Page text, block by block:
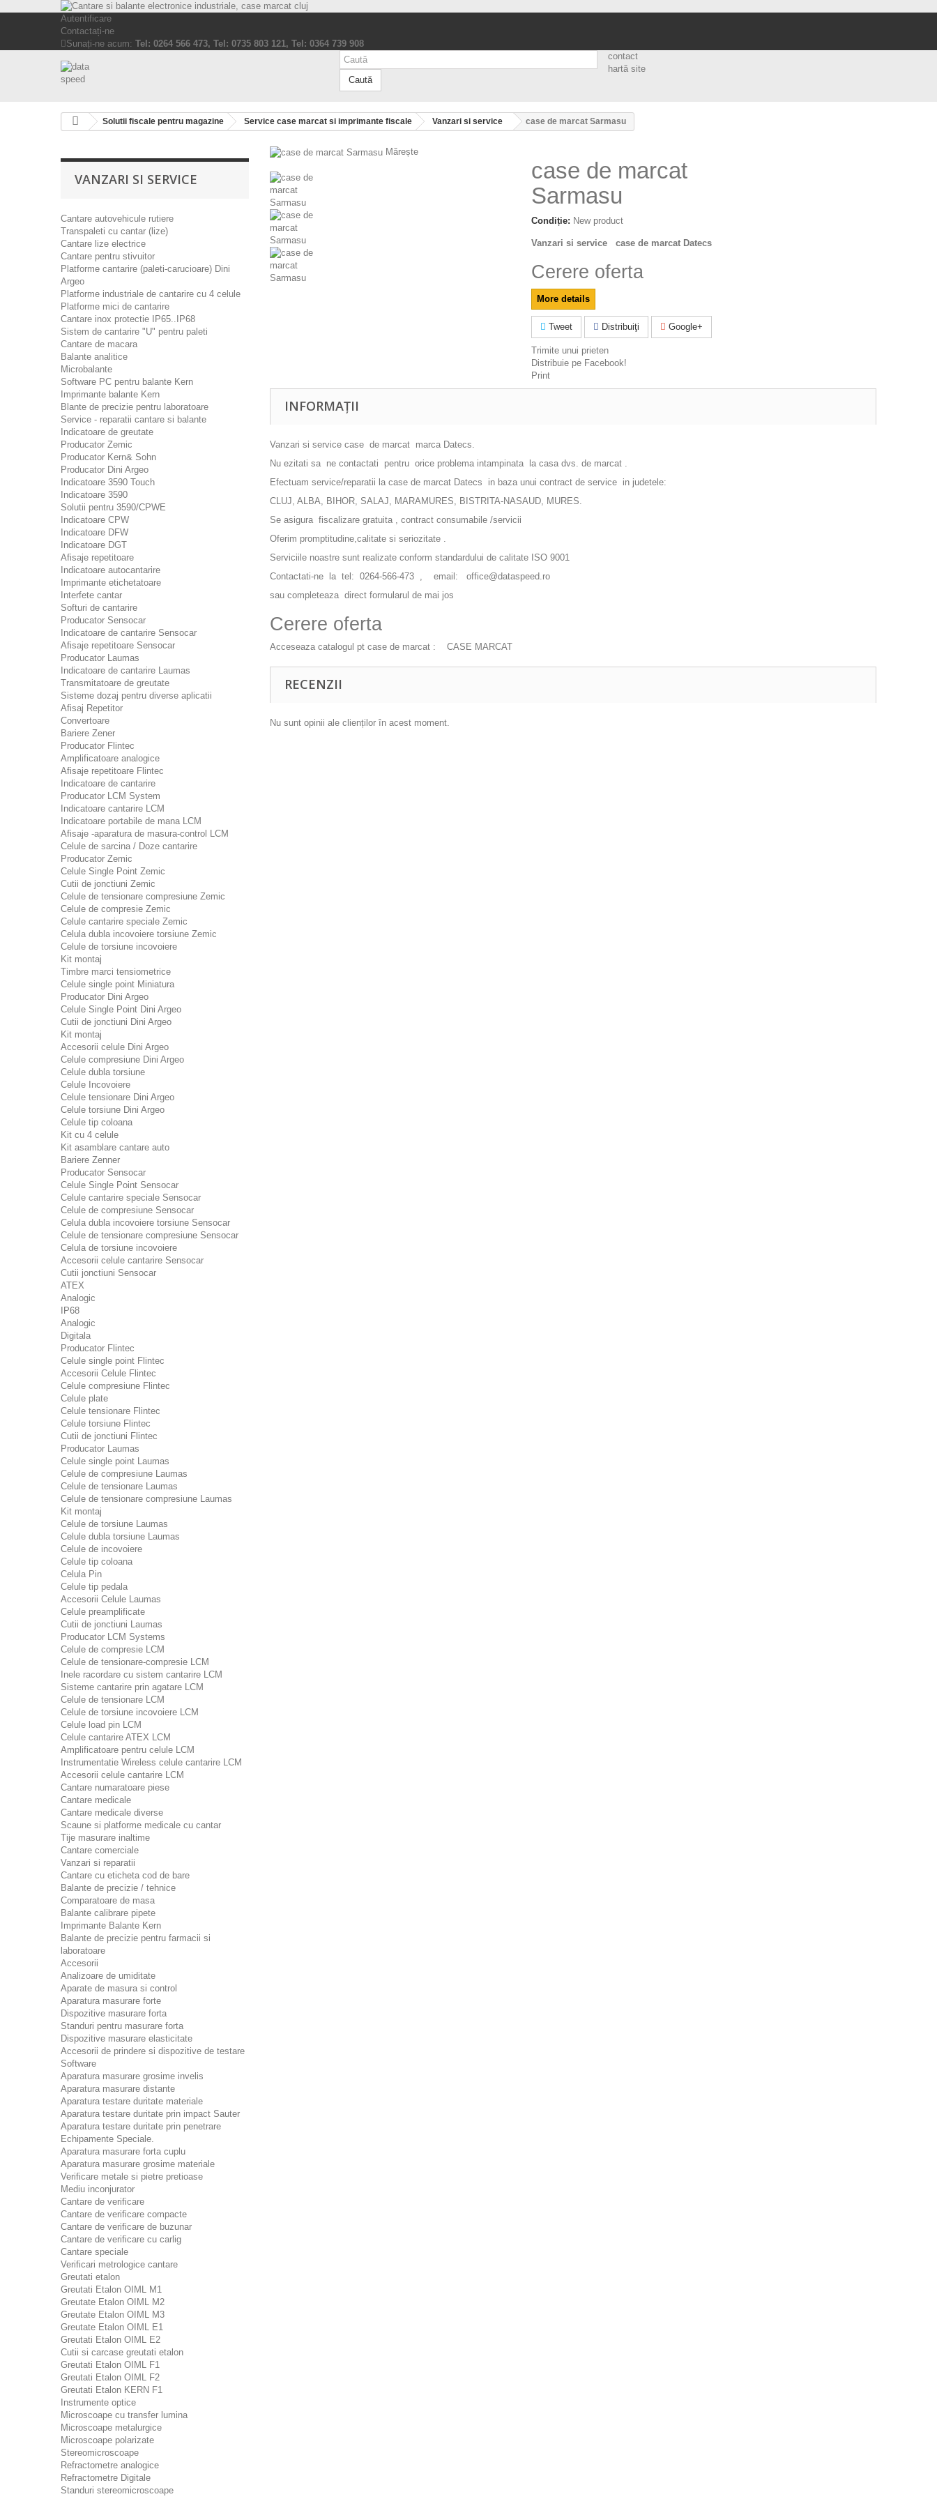
Autentificare
Contactați-ne
Sunați-ne acum: Tel: 0264 566 473, Tel: 0735 803 121, Tel: 0364 739 908
Caută
contact
hartă site
Solutii fiscale pentru magazine Service case marcat si imprimante fiscale Vanzari si service case de marcat Sarmasu
VANZARI SI SERVICE
Cantare autovehicule rutiere
Transpaleti cu cantar (lize)
Cantare lize electrice
Cantare pentru stivuitor
Platforme cantarire (paleti-carucioare) Dini
Argeo
Platforme industriale de cantarire cu 4 celule
Platforme mici de cantarire
Cantare inox protectie IP65..IP68
Sistem de cantarire "U" pentru paleti
Cantare de macara
Balante analitice
Microbalante
Software PC pentru balante Kern
Imprimante balante Kern
Blante de precizie pentru laboratoare
Service - reparatii cantare si balante
Indicatoare de greutate
Producator Zemic
Producator Kern& Sohn
Producator Dini Argeo
Indicatoare 3590 Touch
Indicatoare 3590
Solutii pentru 3590/CPWE
Indicatoare CPW
Indicatoare DFW
Indicatoare DGT
Afisaje repetitoare
Indicatoare autocantarire
Imprimante etichetatoare
Interfete cantar
Softuri de cantarire
Producator Sensocar
Indicatoare de cantarire Sensocar
Afisaje repetitoare Sensocar
Producator Laumas
Indicatoare de cantarire Laumas
Transmitatoare de greutate
Sisteme dozaj pentru diverse aplicatii
Afisaj Repetitor
Convertoare
Bariere Zener
Producator Flintec
Amplificatoare analogice
Afisaje repetitoare Flintec
Indicatoare de cantarire
Producator LCM System
Indicatoare cantarire LCM
Indicatoare portabile de mana LCM
Afisaje -aparatura de masura-control LCM
Celule de sarcina / Doze cantarire
Producator Zemic
Celule Single Point Zemic
Cutii de jonctiuni Zemic
Celule de tensionare compresiune Zemic
Celule de compresie Zemic
Celule cantarire speciale Zemic
Celula dubla incovoiere torsiune Zemic
Celule de torsiune incovoiere
Kit montaj
Timbre marci tensiometrice
Celule single point Miniatura
Producator Dini Argeo
Celule Single Point Dini Argeo
Cutii de jonctiuni Dini Argeo
Kit montaj
Accesorii celule Dini Argeo
Celule compresiune Dini Argeo
Celule dubla torsiune
Celule Incovoiere
Celule tensionare Dini Argeo
Celule torsiune Dini Argeo
Celule tip coloana
Kit cu 4 celule
Kit asamblare cantare auto
Bariere Zenner
Producator Sensocar
Celule Single Point Sensocar
Celule cantarire speciale Sensocar
Celule de compresiune Sensocar
Celula dubla incovoiere torsiune Sensocar
Celule de tensionare compresiune Sensocar
Celula de torsiune incovoiere
Accesorii celule cantarire Sensocar
Cutii jonctiuni Sensocar
ATEX
Analogic
IP68
Analogic
Digitala
Producator Flintec
Celule single point Flintec
Accesorii Celule Flintec
Celule compresiune Flintec
Celule plate
Celule tensionare Flintec
Celule torsiune Flintec
Cutii de jonctiuni Flintec
Producator Laumas
Celule single point Laumas
Celule de compresiune Laumas
Celule de tensionare Laumas
Celule de tensionare compresiune Laumas
Kit montaj
Celule de torsiune Laumas
Celule dubla torsiune Laumas
Celule de incovoiere
Celule tip coloana
Celula Pin
Celule tip pedala
Accesorii Celule Laumas
Celule preamplificate
Cutii de jonctiuni Laumas
Producator LCM Systems
Celule de compresie LCM
Celule de tensionare-compresie LCM
Inele racordare cu sistem cantarire LCM
Sisteme cantarire prin agatare LCM
Celule de tensionare LCM
Celule de torsiune incovoiere LCM
Celule load pin LCM
Celule cantarire ATEX LCM
Amplificatoare pentru celule LCM
Instrumentatie Wireless celule cantarire LCM
Accesorii celule cantarire LCM
Cantare numaratoare piese
Cantare medicale
Cantare medicale diverse
Scaune si platforme medicale cu cantar
Tije masurare inaltime
Cantare comerciale
Vanzari si reparatii
Cantare cu eticheta cod de bare
Balante de precizie / tehnice
Comparatoare de masa
Balante calibrare pipete
Imprimante Balante Kern
Balante de precizie pentru farmacii si
laboratoare
Accesorii
Analizoare de umiditate
Aparate de masura si control
Aparatura masurare forte
Dispozitive masurare forta
Standuri pentru masurare forta
Dispozitive masurare elasticitate
Accesorii de prindere si dispozitive de testare
Software
Aparatura masurare grosime invelis
Aparatura masurare distante
Aparatura testare duritate materiale
Aparatura testare duritate prin impact Sauter
Aparatura testare duritate prin penetrare
Echipamente Speciale.
Aparatura masurare forta cuplu
Aparatura masurare grosime materiale
Verificare metale si pietre pretioase
Mediu inconjurator
Cantare de verificare
Cantare de verificare compacte
Cantare de verificare de buzunar
Cantare de verificare cu carlig
Cantare speciale
Verificari metrologice cantare
Greutati etalon
Greutati Etalon OIML M1
Greutate Etalon OIML M2
Greutate Etalon OIML M3
Greutate Etalon OIML E1
Greutati Etalon OIML E2
Cutii si carcase greutati etalon
Greutati Etalon OIML F1
Greutati Etalon OIML F2
Greutati Etalon KERN F1
Instrumente optice
Microscoape cu transfer lumina
Microscoape metalurgice
Microscoape polarizate
Stereomicroscoape
Refractometre analogice
Refractometre Digitale
Standuri stereomicroscoape
Mărește
case de marcat
Sarmasu
Condiție: New product
Vanzari si service case de marcat Datecs
Cerere oferta
More details
Tweet Distribuiţi Google+
Trimite unui prieten
Distribuie pe Facebook!
Print
INFORMAȚII
Vanzari si service case de marcat marca Datecs.
Nu ezitati sa ne contactati pentru orice problema intampinata la casa dvs. de marcat .
Efectuam service/reparatii la case de marcat Datecs in baza unui contract de service in judetele:
CLUJ, ALBA, BIHOR, SALAJ, MARAMURES, BISTRITA-NASAUD, MURES.
Se asigura fiscalizare gratuita , contract consumabile /servicii
Oferim promptitudine,calitate si seriozitate .
Serviciile noastre sunt realizate conform standardului de calitate ISO 9001
Contactati-ne la tel: 0264-566-473 , email: office@dataspeed.ro
sau completeaza direct formularul de mai jos
Cerere oferta
Acceseaza catalogul pt case de marcat : CASE MARCAT
RECENZII
Nu sunt opinii ale clienților în acest moment.